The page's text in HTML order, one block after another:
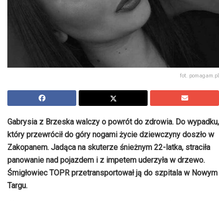
fot. pomagam.pl
Gabrysia z Brzeska walczy o powrót do zdrowia. Do wypadku,
który przewrócił do góry nogami życie dziewczyny doszło w
Zakopanem. Jadąca na skuterze śnieżnym 22-latka, straciła
panowanie nad pojazdem i z impetem uderzyła w drzewo.
Śmigłowiec TOPR przetransportował ją do szpitala w Nowym
Targu.